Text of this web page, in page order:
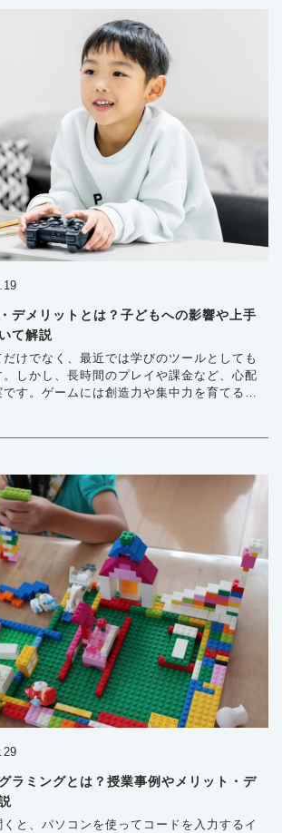
デメリットとは？子どもへの影響や上手
て解説
けでなく、最近では学びのツールとしても
しかし、長時間のプレイや課金など、心配
す。ゲームには創造力や集中力を育てると
ラミングとは？授業事例やメリット・デ
と、パソコンを使ってコードを入力するイ